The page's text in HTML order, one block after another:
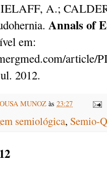
A.;
Annals of
em:
article/
2012.
MUNOZ às 23:27
semiológica, Semio-